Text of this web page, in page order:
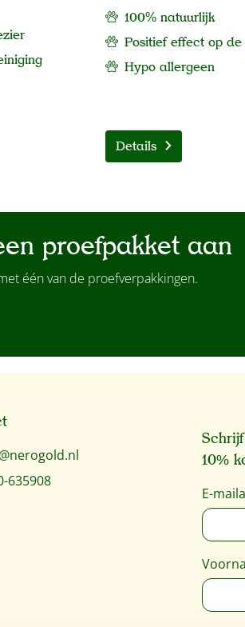
100% natuurlijk
Positief effect op
Hypo allergeen
Details
proefpakket aan
één van de proefverpakkingen.
635908
10%
E-